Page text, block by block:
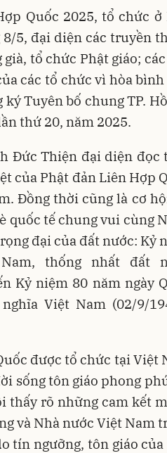
Quốc 2025, tổ chức ở
8/5, đại diện các truyền
tổ chức Phật giáo;
các tổ chức vì hòa
Tuyên bố chung TP.
thứ 20, năm 2025.
Đức Thiện đại diện đọc
của Phật đản Liên Hợp
Đồng thời cũng là cơ
quốc tế chung vui cùng
đại của đất nước: Kỷ
thống nhất đất
Kỷ niệm 80 năm ngày
Việt Nam (02/9/
được tổ chức tại Việt
sống tôn giáo phong
thấy rõ những cam kết
và Nhà nước Việt Nam
tín ngưỡng, tôn giáo